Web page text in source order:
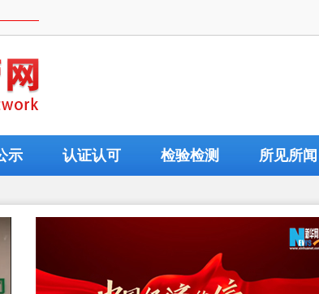
示 认证认可 检验检测 所见所闻